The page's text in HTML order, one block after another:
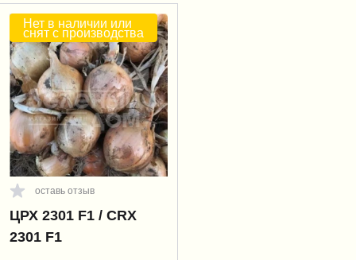
Нет в наличии или
снят с производства
оставь отзыв
ЦРХ 2301 F1 / CRX
2301 F1